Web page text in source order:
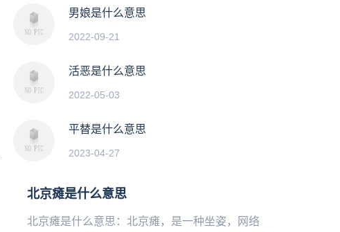
男娘是什么意思
2022-09-21
活恶是什么意思
2022-05-03
平替是什么意思
2023-04-27
北京瘫是什么意思
北京瘫是什么意思：北京瘫，是一种坐姿，网络